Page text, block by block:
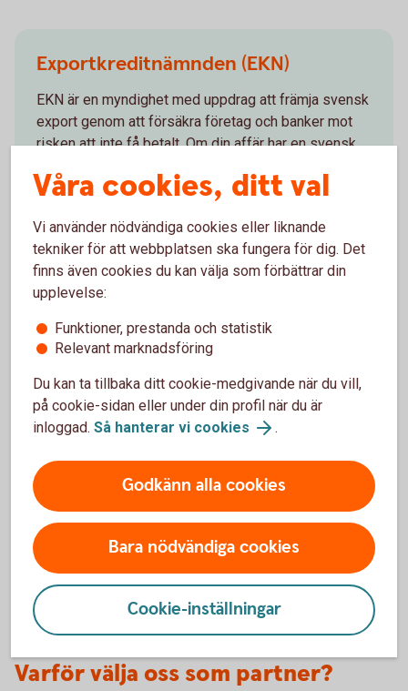
Exportkreditnämnden (EKN)
EKN är en myndighet med uppdrag att främja svensk
export genom att försäkra företag och banker mot
risken att inte få betalt. Om din affär har en svensk
kan den garanteras av EKN, även om varan är
EKN och exportfinansiering
Valutahantering
Vid utlandsaffärer uppkommer ofta valutaflöden i
annan valuta. Vi har flertal produkter och tjänster som
effektivt vis.
Kontakta er kundansvarig eller bankkontor för att
höra mer.
Valutasäkra er affär
Varför välja oss som partner?
Våra cookies, ditt val
Vi använder nödvändiga cookies eller liknande
tekniker för att webbplatsen ska fungera för dig. Det
finns även cookies du kan välja som förbättrar din
upplevelse:
Funktioner, prestanda och statistik
Relevant marknadsföring
Du kan ta tillbaka ditt cookie-medgivande när du vill,
på cookie-sidan eller under din profil när du är
inloggad. Så hanterar vi cookies .
Godkänn alla cookies
Bara nödvändiga cookies
Cookie-inställningar